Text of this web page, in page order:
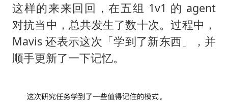
这样的来来回回，在五组 1v1 的 agent
对抗当中，总共发生了数十次。过程中，
Mavis 还表示这次「学到了新东西」，并
顺手更新了一下记忆。